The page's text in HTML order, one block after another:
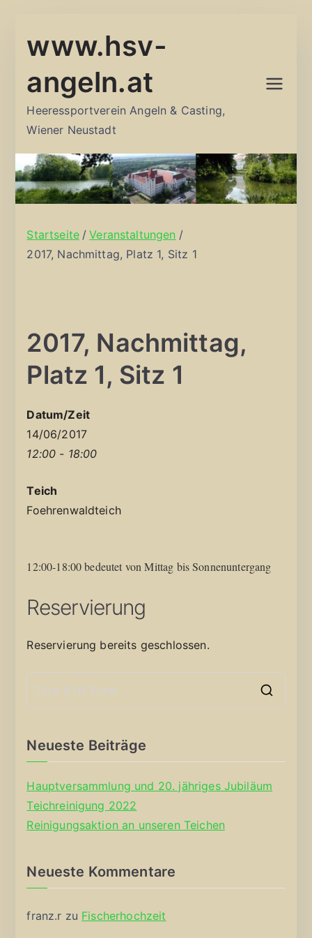
Inhalt
www.hsv-
angeln.at
Heeressportverein Angeln & Casting,
Wiener Neustadt
Startseite
Veranstaltungen
2017, Nachmittag, Platz 1, Sitz 1
2017, Nachmittag,
Platz 1, Sitz 1
Datum/Zeit
14/06/2017
12:00 - 18:00
Teich
Foehrenwaldteich
12:00-18:00 bedeutet von Mittag bis Sonnenuntergang
Reservierung
Reservierung bereits geschlossen.
Neueste Beiträge
Hauptversammlung und 20. jähriges Jubiläum
Teichreinigung 2022
Reinigungsaktion an unseren Teichen
Neueste Kommentare
franz.r zu Fischerhochzeit